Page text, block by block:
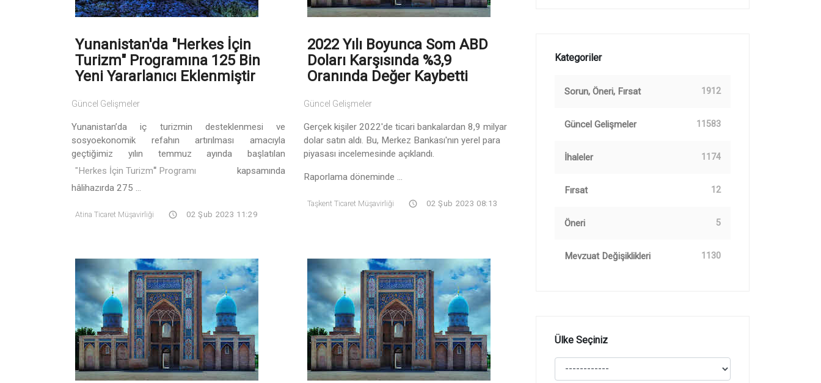
Yunanistan'da "Herkes İçin
Turizm" Programına 125 Bin
Yeni Yararlanıcı Eklenmiştir
Güncel Gelişmeler
Yunanistan’da iç turizmin desteklenmesi ve
sosyoekonomik refahın artırılması amacıyla
geçtiğimiz yılın temmuz ayında başlatılan
"Herkes İçin Turizm" Programı
kapsamında
hâlihazırda 275 ...
Atina Ticaret Müşavirliği 02 Şub 2023 11:29
2022 Yılı Boyunca Som ABD
Doları Karşısında %3,9
Oranında Değer Kaybetti
Güncel Gelişmeler
Gerçek kişiler 2022'de ticari bankalardan 8,9 milyar
dolar satın aldı. Bu, Merkez Bankası'nın yerel para
piyasası incelemesinde açıklandı.
Raporlama döneminde ...
Taşkent Ticaret Müşavirliği 02 Şub 2023 08:13
Kategoriler
Sorun, Öneri, Fırsat 1912
Güncel Gelişmeler 11583
İhaleler 1174
Fırsat 12
Öneri 5
Mevzuat Değişiklikleri 1130
Ülke Seçiniz